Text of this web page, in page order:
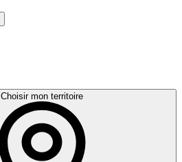
Choisir mon territoire